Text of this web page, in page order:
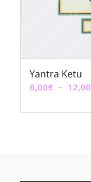
Yantra Ketu
6,00€ – 12,00